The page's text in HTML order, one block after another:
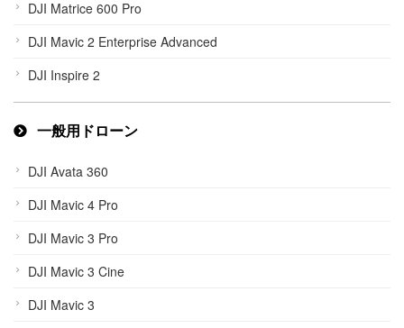
DJI Matrice 600 Pro
DJI Mavic 2 Enterprise Advanced
DJI Inspire 2
一般用ドローン
DJI Avata 360
DJI Mavic 4 Pro
DJI Mavic 3 Pro
DJI Mavic 3 Cine
DJI Mavic 3